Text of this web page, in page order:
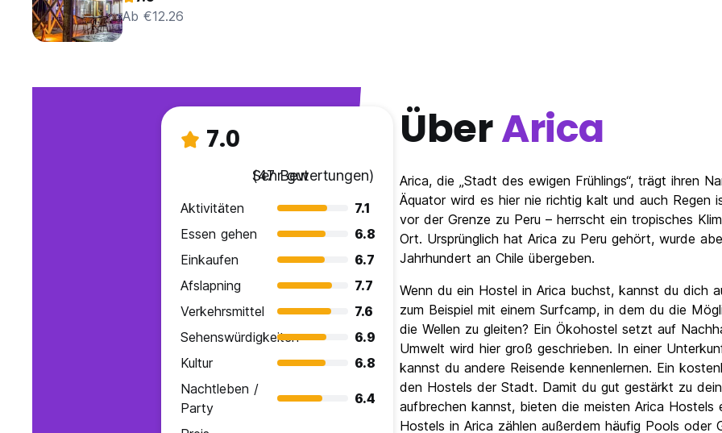
Ab €12.26
7.0
Sehr gut
(47 Bewertungen)
Aktivitäten
7.1
Essen gehen
6.8
Einkaufen
6.7
Afslapning
7.7
Verkehrsmittel
7.6
Sehenswürdigkeiten
6.9
Kultur
6.8
Nachtleben /
Party
6.4
ÜberArica
Arica, die „Stadt des ewigen Frühlings“, trägt ihren
Äquator wird es hier nie richtig kalt und auch Regen
vor der Grenze zu Peru – herrscht ein tropisches
Ort. Ursprünglich hat Arica zu Peru gehört, wurde
Jahrhundert an Chile übergeben.
Wenn du ein Hostel in Arica buchst, kannst du dich
zum Beispiel mit einem Surfcamp, in dem du die
die Wellen zu gleiten? Ein Ökohostel setzt auf
Umwelt wird hier groß geschrieben. In einer
kannst du andere Reisende kennenlernen. Ein
den Hostels der Stadt. Damit du gut gestärkt zu
aufbrechen kannst, bieten die meisten Arica
Hostels in Arica zählen außerdem häufig Pools oder